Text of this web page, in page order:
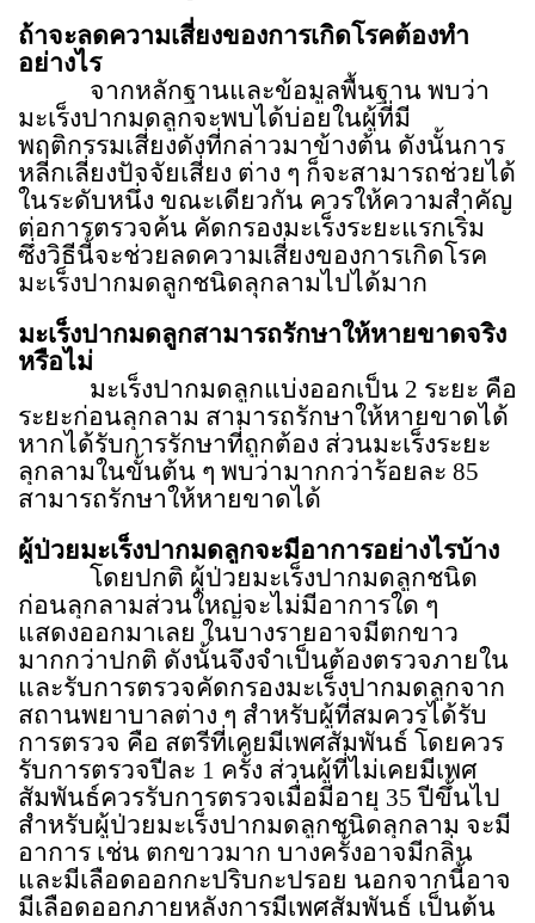
ถ้าจะลดความเสี่ยงของการเกิดโรคต้องทำ
อย่างไร
จากหลักฐานและข้อมูลพื้นฐาน พบว่า
มะเร็งปากมดลูกจะพบได้บ่อยในผู้ที่มี
พฤติกรรมเสี่ยงดังที่กล่าวมาข้างต้น ดังนั้นการ
หลีกเลี่ยงปัจจัยเสี่ยง ต่าง ๆ ก็จะสามารถช่วยได้
ในระดับหนึ่ง ขณะเดียวกัน ควรให้ความสำคัญ
ต่อการตรวจค้น คัดกรองมะเร็งระยะแรกเริ่ม
ซึ่งวิธีนี้จะช่วยลดความเสี่ยงของการเกิดโรค
มะเร็งปากมดลูกชนิดลุกลามไปได้มาก
มะเร็งปากมดลูกสามารถรักษาให้หายขาดจริง
หรือไม่
มะเร็งปากมดลูกแบ่งออกเป็น 2 ระยะ คือ
ระยะก่อนลุกลาม สามารถรักษาให้หายขาดได้
หากได้รับการรักษาที่ถูกต้อง ส่วนมะเร็งระยะ
ลุกลามในขั้นต้น ๆ พบว่ามากกว่าร้อยละ 85
สามารถรักษาให้หายขาดได้
ผู้ป่วยมะเร็งปากมดลูกจะมีอาการอย่างไรบ้าง
โดยปกติ ผู้ป่วยมะเร็งปากมดลูกชนิด
ก่อนลุกลามส่วนใหญ่จะไม่มีอาการใด ๆ
แสดงออกมาเลย ในบางรายอาจมีตกขาว
มากกว่าปกติ ดังนั้นจึงจำเป็นต้องตรวจภายใน
และรับการตรวจคัดกรองมะเร็งปากมดลูกจาก
สถานพยาบาลต่าง ๆ สำหรับผู้ที่สมควรได้รับ
การตรวจ คือ สตรีที่เคยมีเพศสัมพันธ์ โดยควร
รับการตรวจปีละ 1 ครั้ง ส่วนผู้ที่ไม่เคยมีเพศ
สัมพันธ์ควรรับการตรวจเมื่อมีอายุ 35ปีขึ้นไป
สำหรับผู้ป่วยมะเร็งปากมดลูกชนิดลุกลาม จะมี
อาการ เช่น ตกขาวมาก บางครั้งอาจมีกลิ่น
และมีเลือดออกกะปริบกะปรอย นอกจากนี้อาจ
มีเลือดออกภายหลังการมีเพศสัมพันธ์ เป็นต้น